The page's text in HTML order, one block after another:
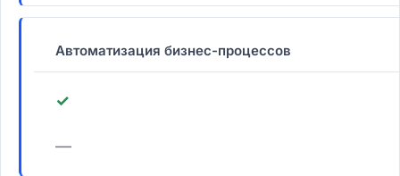
Автоматизация бизнес-процессов
✓
—